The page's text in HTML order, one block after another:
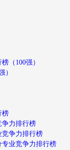
（100强）
）
榜
力排行榜
争力排行榜
业竞争力排行榜